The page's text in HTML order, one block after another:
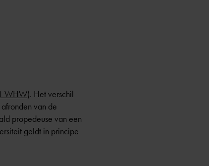
WHW). Het verschil
van de
propedeuse van een
geldt in principe